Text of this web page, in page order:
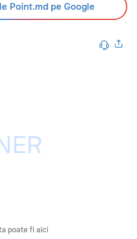
Point.md pe Google
poate fi aici